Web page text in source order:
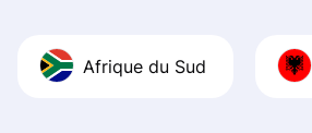
Afrique du Sud